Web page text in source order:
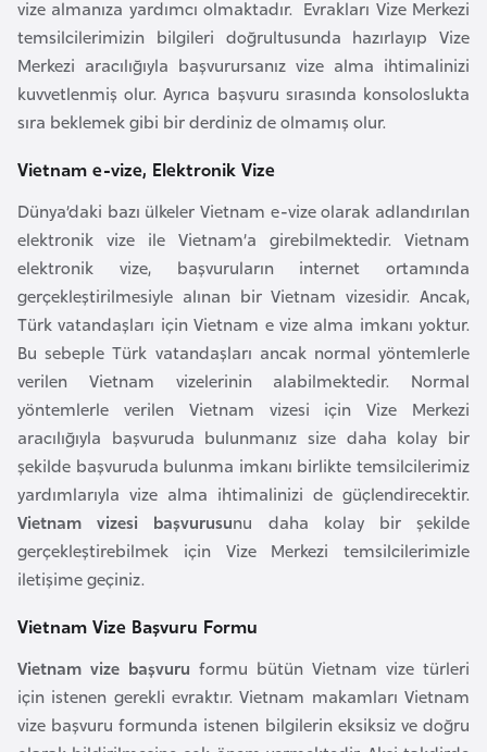
vize almanıza yardımcı olmaktadır. Evrakları Vize Merkezi
temsilcilerimizin bilgileri doğrultusunda hazırlayıp Vize
Merkezi aracılığıyla başvurursanız vize alma ihtimalinizi
kuvvetlenmiş olur. Ayrıca başvuru sırasında konsoloslukta
sıra beklemek gibi bir derdiniz de olmamış olur.
Vietnam e-vize, Elektronik Vize
Dünya’daki bazı ülkeler Vietnam e-vize olarak adlandırılan
elektronik vize ile Vietnam’a girebilmektedir. Vietnam
elektronik vize, başvuruların internet ortamında
gerçekleştirilmesiyle alınan bir Vietnam vizesidir. Ancak,
Türk vatandaşları için Vietnam e vize alma imkanı yoktur.
Bu sebeple Türk vatandaşları ancak normal yöntemlerle
verilen Vietnam vizelerinin alabilmektedir. Normal
yöntemlerle verilen Vietnam vizesi için Vize Merkezi
aracılığıyla başvuruda bulunmanız size daha kolay bir
şekilde başvuruda bulunma imkanı birlikte temsilcilerimiz
yardımlarıyla vize alma ihtimalinizi de güçlendirecektir.
Vietnam vizesi başvurusunu daha kolay bir şekilde
gerçekleştirebilmek için Vize Merkezi temsilcilerimizle
iletişime geçiniz.
Vietnam Vize Başvuru Formu
Vietnam vize başvuru formu bütün Vietnam vize türleri
için istenen gerekli evraktır. Vietnam makamları Vietnam
vize başvuru formunda istenen bilgilerin eksiksiz ve doğru
e
m
o
k
r
t
i
k
K
o
n
g
o
B
u
l
g
a
r
t
a
n